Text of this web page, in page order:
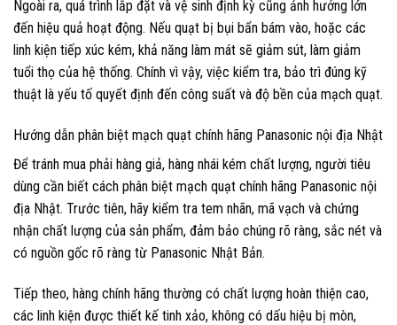
Ngoài ra, quá trình lắp đặt và vệ sinh định kỳ cũng ảnh hưởng lớn
đến hiệu quả hoạt động. Nếu quạt bị bụi bẩn bám vào, hoặc các
linh kiện tiếp xúc kém, khả năng làm mát sẽ giảm sút, làm giảm
tuổi thọ của hệ thống. Chính vì vậy, việc kiểm tra, bảo trì đúng kỹ
thuật là yếu tố quyết định đến công suất và độ bền của mạch quạt.
Hướng dẫn phân biệt mạch quạt chính hãng Panasonic nội địa Nhật
Để tránh mua phải hàng giả, hàng nhái kém chất lượng, người tiêu
dùng cần biết cách phân biệt mạch quạt chính hãng Panasonic nội
địa Nhật. Trước tiên, hãy kiểm tra tem nhãn, mã vạch và chứng
nhận chất lượng của sản phẩm, đảm bảo chúng rõ ràng, sắc nét và
có nguồn gốc rõ ràng từ Panasonic Nhật Bản.
Tiếp theo, hàng chính hãng thường có chất lượng hoàn thiện cao,
các linh kiện được thiết kế tinh xảo, không có dấu hiệu bị mòn,